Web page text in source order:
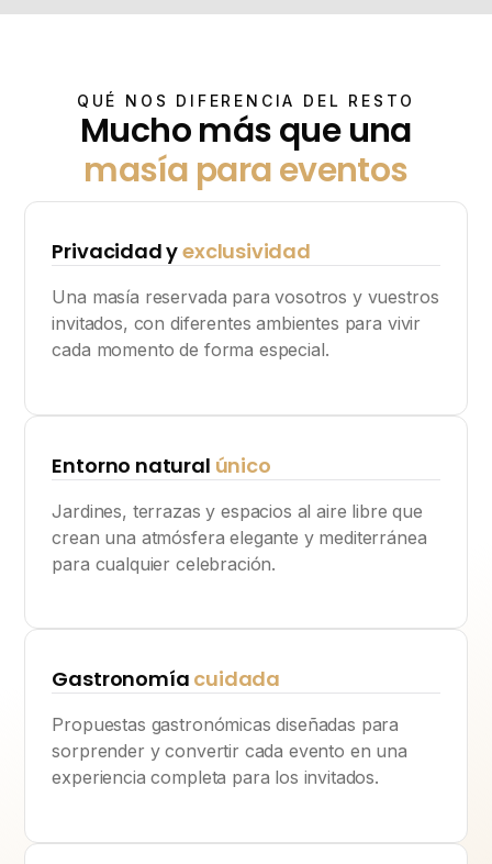
QUÉ NOS DIFERENCIA DEL RESTO
Mucho más que una
masía para eventos
Privacidad yexclusividad
Una masía reservada para vosotros y vuestros
invitados, con diferentes ambientes para vivir
cada momento de forma especial.
Entorno natural único
Jardines, terrazas y espacios al aire libre que
crean una atmósfera elegante y mediterránea
para cualquier celebración.
Gastronomía cuidada
Propuestas gastronómicas diseñadas para
sorprender y convertir cada evento en una
experiencia completa para los invitados.